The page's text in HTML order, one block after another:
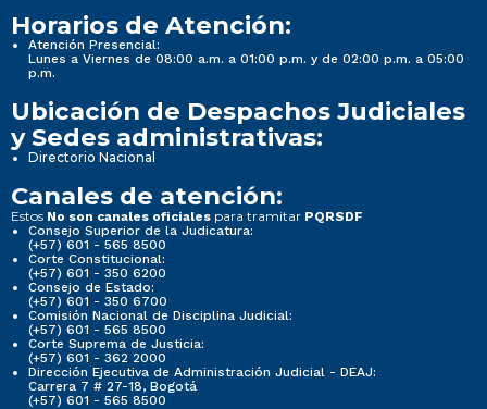
Horarios de Atención:
Atención Presencial:
Lunes a Viernes de 08:00 a.m. a 01:00 p.m. y de 02:00 p.m. a 05:00
p.m.
Ubicación de Despachos Judiciales
y Sedes administrativas:
Directorio Nacional
Canales de atención:
Estos No son canales oficiales para tramitar PQRSDF
Consejo Superior de la Judicatura:
(+57) 601 - 565 8500
Corte Constitucional:
(+57) 601 - 350 6200
Consejo de Estado:
(+57) 601 - 350 6700
Comisión Nacional de Disciplina Judicial:
(+57) 601 - 565 8500
Corte Suprema de Justicia:
(+57) 601 - 362 2000
Dirección Ejecutiva de Administración Judicial - DEAJ:
Carrera 7 # 27-18, Bogotá
(+57) 601 - 565 8500